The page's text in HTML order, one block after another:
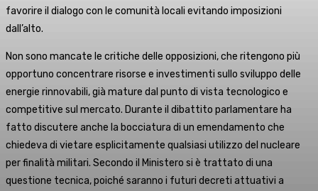
favorire il dialogo con le comunità locali evitando imposizioni
dall’alto.
Non sono mancate le critiche delle opposizioni, che ritengono più
opportuno concentrare risorse e investimenti sullo sviluppo delle
energie rinnovabili, già mature dal punto di vista tecnologico e
competitive sul mercato. Durante il dibattito parlamentare ha
fatto discutere anche la bocciatura di un emendamento che
chiedeva di vietare esplicitamente qualsiasi utilizzo del nucleare
per finalità militari. Secondo il Ministero si è trattato di una
questione tecnica, poiché saranno i futuri decreti attuativi a